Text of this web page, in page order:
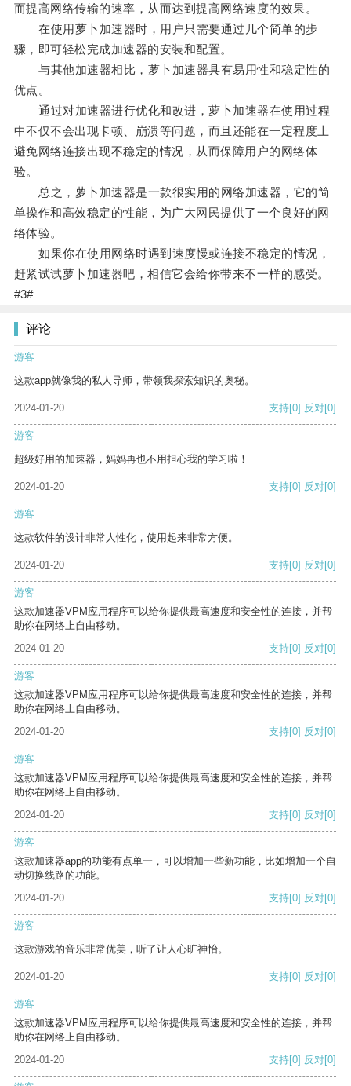
而提高网络传输的速率，从而达到提高网络速度的效果。
在使用萝卜加速器时，用户只需要通过几个简单的步
骤，即可轻松完成加速器的安装和配置。
与其他加速器相比，萝卜加速器具有易用性和稳定性的
优点。
通过对加速器进行优化和改进，萝卜加速器在使用过程
中不仅不会出现卡顿、崩溃等问题，而且还能在一定程度上
避免网络连接出现不稳定的情况，从而保障用户的网络体
验。
总之，萝卜加速器是一款很实用的网络加速器，它的简
单操作和高效稳定的性能，为广大网民提供了一个良好的网
络体验。
如果你在使用网络时遇到速度慢或连接不稳定的情况，
赶紧试试萝卜加速器吧，相信它会给你带来不一样的感受。
#3#
评论
游客
这款app就像我的私人导师，带领我探索知识的奥秘。
2024-01-20 支持[0] 反对[0]
游客
超级好用的加速器，妈妈再也不用担心我的学习啦！
2024-01-20 支持[0] 反对[0]
游客
这款软件的设计非常人性化，使用起来非常方便。
2024-01-20 支持[0] 反对[0]
游客
这款加速器VPM应用程序可以给你提供最高速度和安全性的连接，并帮
助你在网络上自由移动。
2024-01-20
支持[0] 反对[0]
游客
这款加速器VPM应用程序可以给你提供最高速度和安全性的连接，并帮
助你在网络上自由移动。
2024-01-20
支持[0] 反对[0]
游客
这款加速器VPM应用程序可以给你提供最高速度和安全性的连接，并帮
助你在网络上自由移动。
2024-01-20
支持[0] 反对[0]
游客
这款加速器app的功能有点单一，可以增加一些新功能，比如增加一个自
动切换线路的功能。
2024-01-20
支持[0] 反对[0]
游客
这款游戏的音乐非常优美，听了让人心旷神怡。
2024-01-20 支持[0] 反对[0]
游客
这款加速器VPM应用程序可以给你提供最高速度和安全性的连接，并帮
助你在网络上自由移动。
2024-01-20
支持[0] 反对[0]